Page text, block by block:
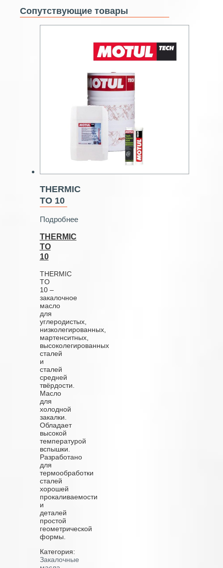
Сопутствующие товары
THERMIC
TO 10
Подробнее
THERMIC
TO
10
THERMIC
TO
10 –
закалочное
масло
для
углеродистых,
низколегированных,
мартенситных,
высоколегированных
сталей
и
сталей
средней
твёрдости.
Масло
для
холодной
закалки.
Обладает
высокой
температурой
вспышки.
Разработано
для
термообработки
сталей
хорошей
прокаливаемости
и
деталей
простой
геометрической
формы.
Категория:
Закалочные